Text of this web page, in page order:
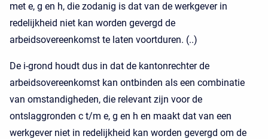
met e, g en h, die zodanig is dat van de werkgever in
redelijkheid niet kan worden gevergd de
arbeidsovereenkomst te laten voortduren. (..)
De i-grond houdt dus in dat de kantonrechter de
arbeidsovereenkomst kan ontbinden als een combinatie
van omstandigheden, die relevant zijn voor de
ontslaggronden c t/m e, g en h en maakt dat van een
werkgever niet in redelijkheid kan worden gevergd om de